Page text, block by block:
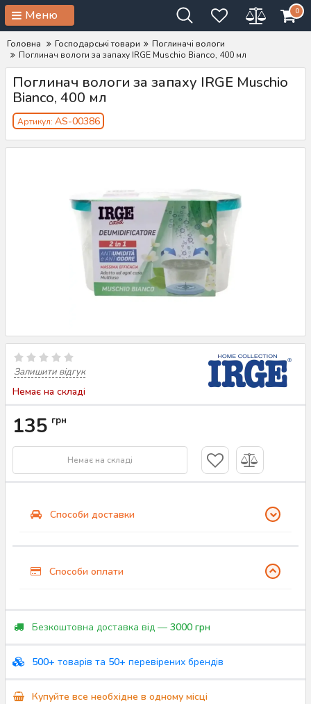
Меню 0
Головна Господарські товари
Поглиначі вологи
Поглинач вологи за запаху IRGE Muschio Bianco, 400 мл
Поглинач вологи за запаху IRGE Muschio
Bianco, 400 мл
Артикул: AS-00386
Залишити відгук
Немає на складі
135 грн
Немає на складі
Способи доставки
Способи оплати
Безкоштовна доставка від — 3000 грн
500+ товарів та 50+ перевірених брендів
Купуйте все необхідне в одному місці